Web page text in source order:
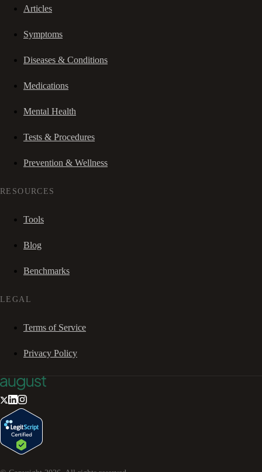
Articles
Symptoms
Diseases & Conditions
Medications
Mental Health
Tests & Procedures
Prevention & Wellness
RESOURCES
Tools
Blog
Benchmarks
LEGAL
Terms of Service
Privacy Policy